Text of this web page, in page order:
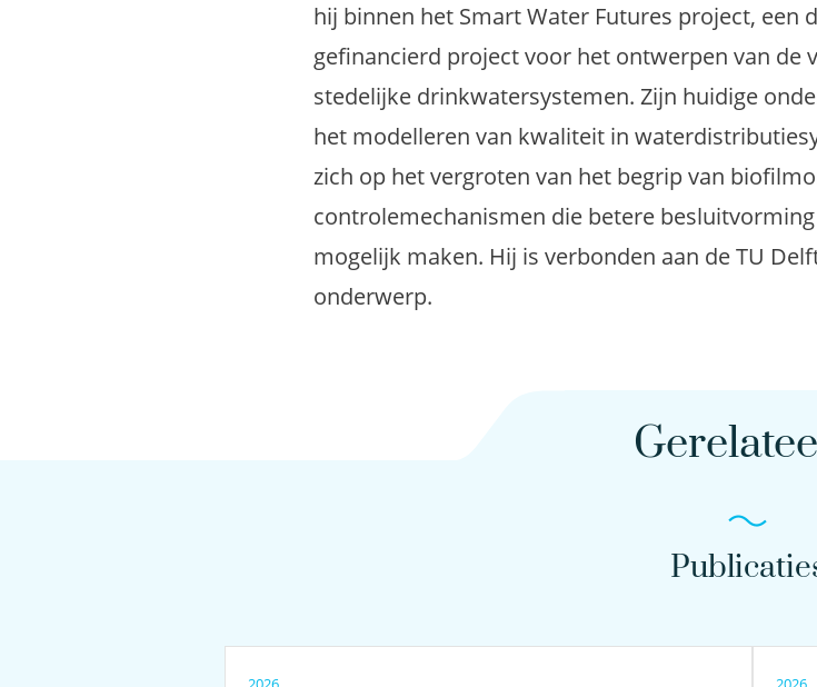
hij binnen het Smart Water Futures project, een
gefinancierd project voor het ontwerpen van de
stedelijke drinkwatersystemen. Zijn huidige
het modelleren van kwaliteit in
zich op het vergroten van het begrip van
controlemechanismen die betere
mogelijk maken. Hij is verbonden aan de TU
onderwerp.